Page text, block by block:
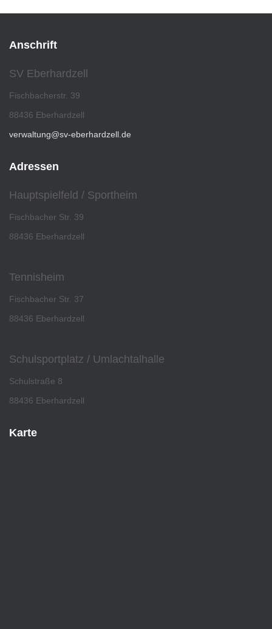
Anschrift
SV Eberhardzell
Fischbacherstr. 39
88436 Eberhardzell
verwaltung@sv-eberhardzell.de
Adressen
Hauptspielfeld / Sportheim
Fischbacher Str. 39
88436 Eberhardzell
Tennisheim
Fischbacher Str. 37
88436 Eberhardzell
Schulsportplatz / Umlachtalhalle
Schulstraße 8
88436 Eberhardzell
Karte